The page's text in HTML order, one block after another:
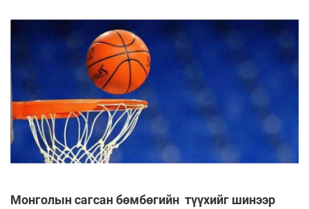
Монголын сагсан бөмбөгийн түүхийг шинээр